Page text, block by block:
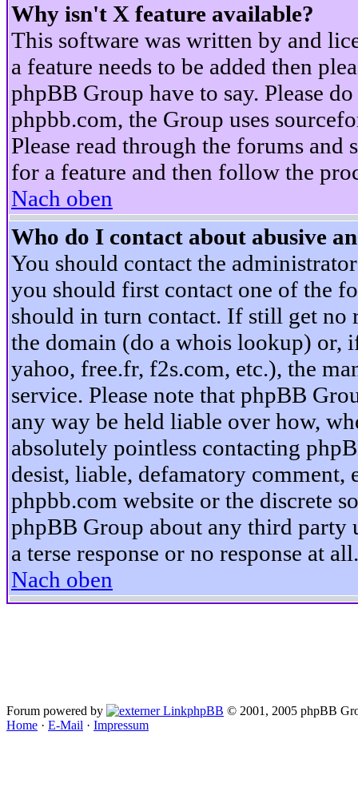
Why isn't X feature available?
This software was written by and
a feature needs to be added then
phpBB Group have to say. Please
phpbb.com, the Group uses
Please read through the forums
for a feature and then follow the
Nach oben
Who do I contact about abusive
You should contact the
you should first contact one of the
should in turn contact. If still get no
the domain (do a whois lookup) or,
yahoo, free.fr, f2s.com, etc.), the
service. Please note that phpBB
any way be held liable over how,
absolutely pointless contacting
desist, liable, defamatory
phpbb.com website or the discrete
phpBB Group about any third party
a terse response or no response at all.
Nach oben
Forum powered by phpBB © 2001, 2005 phpBB
Home · E-Mail · Impressum